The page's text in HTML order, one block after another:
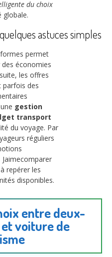
du choix
globale.
astuces simples
permet
économies
les offres
parfois des
gestion
transport
du voyage. Par
réguliers
Jaimecomparer
repérer les
disponibles.
entre deux-
voiture de